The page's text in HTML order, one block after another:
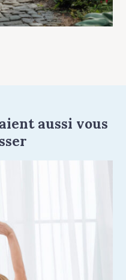
aussi vous